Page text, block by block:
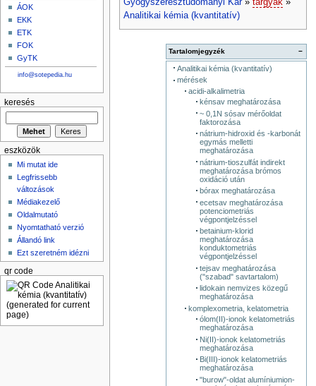
Gyógyszerésztudományi Kar» targyak»
Analitikai kémia (kvantitatív)
−
Tartalomjegyzék
Analitikai kémia (kvantitatív)
mérések
acidi-alkalimetria
kénsav meghatározása
~ 0,1N sósav mérőoldat
faktorozása
nátrium-hidroxid és -karbonát
egymás melletti
meghatározása
nátrium-tioszulfát indirekt
meghatározása brómos
oxidáció után
bórax meghatározása
ecetsav meghatározása
potenciometriás
végpontjelzéssel
betainium-klorid
meghatározása
konduktometriás
végpontjelzéssel
tejsav meghatározása
("szabad" savtartalom)
lidokain nemvizes közegű
meghatározása
komplexometria, kelatometria
ólom(II)-ionok kelatometriás
meghatározása
Ni(II)-ionok kelatometriás
meghatározása
Bi(III)-ionok kelatometriás
meghatározása
"burow"-oldat alumíniumion-
ÁOK
EKK
ETK
FOK
GyTK
info@sotepedia.hu
keresés
eszközök
Mi mutat ide
Legfrissebb
változások
Médiakezelő
Oldalmutató
Nyomtatható verzió
Állandó link
Ezt szeretném idézni
qr code